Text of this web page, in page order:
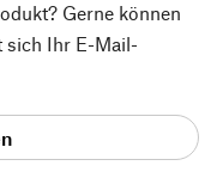
Gerne können
sich Ihr E-Mail-